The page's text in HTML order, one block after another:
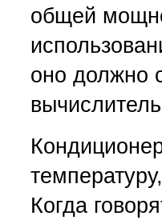
общей
оно должно
Когда